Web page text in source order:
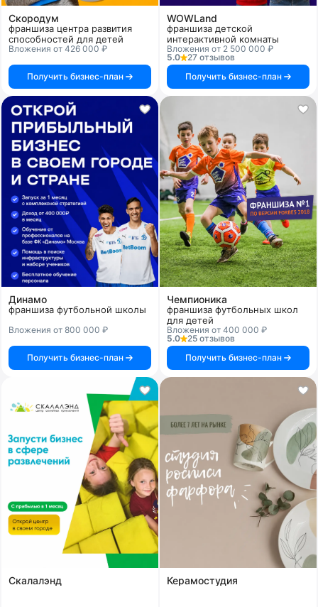
Скородум
франшиза центра развития
способностей для детей
Вложения от 426 000 ₽
Получить бизнес-план
WOWLand
франшиза детской
интерактивной комнаты
Вложения от 2 500 000 ₽
5.0
27 отзывов
Получить бизнес-план
Динамо
франшиза футбольной школы
Вложения от 800 000 ₽
Получить бизнес-план
Чемпионика
франшиза футбольных школ
для детей
Вложения от 400 000 ₽
5.0
25 отзывов
Получить бизнес-план
Скалалэнд Керамостудия